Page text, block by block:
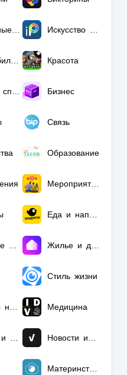
Красота
Бизнес
Связь
Образование
Мероприятия
Стиль жизни
Медицина
Материнство и детство